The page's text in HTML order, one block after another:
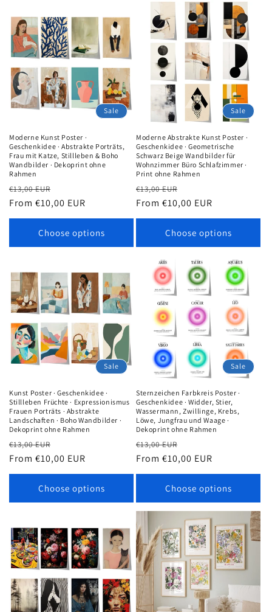
Sale
Moderne Kunst Poster ·
Geschenkidee · Abstrakte Porträts,
Frau mit Katze, Stillleben & Boho
Wandbilder · Dekoprint ohne
Rahmen
Regular
price
€13,00 EUR
price
From €10,00 EUR
Choose options
Sale
Moderne Abstrakte Kunst Poster ·
Geschenkidee · Geometrische
Schwarz Beige Wandbilder für
Wohnzimmer Büro Schlafzimmer ·
Print ohne Rahmen
Regular
price
€13,00 EUR
price
From €10,00 EUR
Choose options
Sale
Kunst Poster · Geschenkidee ·
Stillleben Früchte · Expressionismus
Frauen Porträts · Abstrakte
Landschaften · Boho Wandbilder ·
Dekoprint ohne Rahmen
Regular
price
€13,00 EUR
price
From €10,00 EUR
Choose options
Sale
Sternzeichen Farbkreis Poster ·
Geschenkidee · Widder, Stier,
Wassermann, Zwillinge, Krebs,
Löwe, Jungfrau und Waage ·
Dekoprint ohne Rahmen
Regular
price
€13,00 EUR
price
From €10,00 EUR
Choose options